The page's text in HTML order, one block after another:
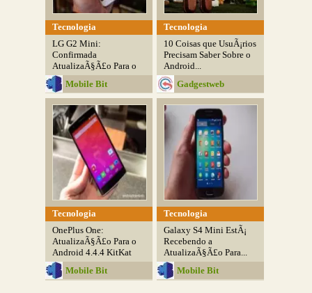
Tecnologia
LG G2 Mini:
Confirmada
AtualizaÃ§Ã£o Para o
Android...
Mobile Bit
Tecnologia
10 Coisas que UsuÃ¡rios
Precisam Saber Sobre o
Android...
Gadgestweb
Tecnologia
OnePlus One:
AtualizaÃ§Ã£o Para o
Android 4.4.4 KitKat
Mobile Bit
Tecnologia
Galaxy S4 Mini EstÃ¡
Recebendo a
AtualizaÃ§Ã£o Para...
Mobile Bit